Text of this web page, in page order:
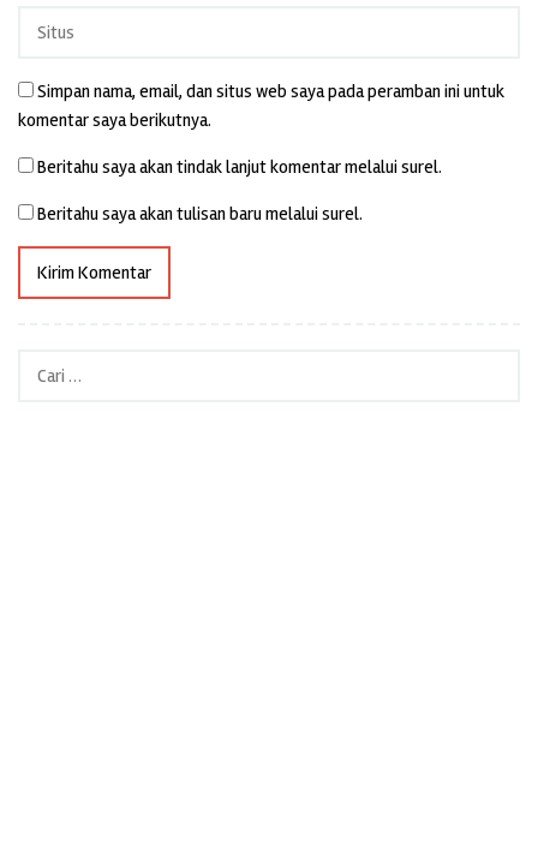
Simpan nama, email, dan situs web saya pada peramban ini untuk
komentar saya berikutnya.
Beritahu saya akan tindak lanjut komentar melalui surel.
Beritahu saya akan tulisan baru melalui surel.